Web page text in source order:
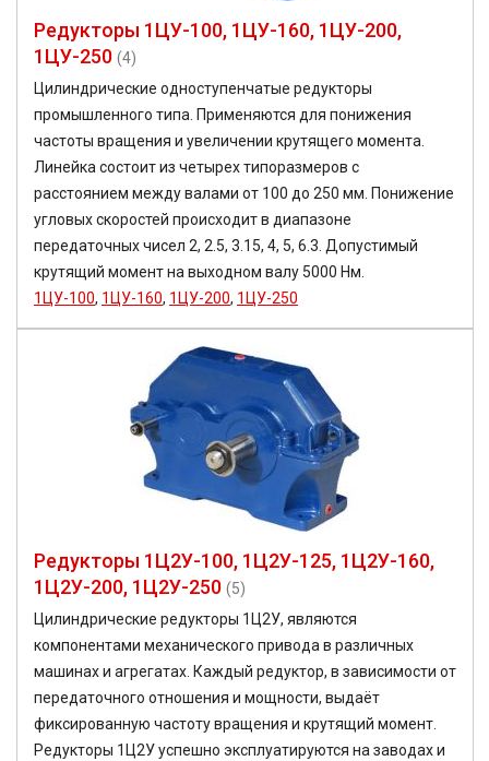
Редукторы 1ЦУ-100, 1ЦУ-160, 1ЦУ-200,
1ЦУ-250 (4)
Цилиндрические одноступенчатые редукторы
промышленного типа. Применяются для понижения
частоты вращения и увеличении крутящего момента.
Линейка состоит из четырех типоразмеров с
расстоянием между валами от 100 до 250 мм. Понижение
угловых скоростей происходит в диапазоне
передаточных чисел 2, 2.5, 3.15, 4, 5, 6.3. Допустимый
крутящий момент на выходном валу 5000 Нм.
1ЦУ-100, 1ЦУ-160, 1ЦУ-200, 1ЦУ-250
Редукторы 1Ц2У-100, 1Ц2У-125, 1Ц2У-160,
1Ц2У-200, 1Ц2У-250 (5)
Цилиндрические редукторы 1Ц2У, являются
компонентами механического привода в различных
машинах и агрегатах. Каждый редуктор, в зависимости от
передаточного отношения и мощности, выдаёт
фиксированную частоту вращения и крутящий момент.
Редукторы 1Ц2У успешно эксплуатируются на заводах и